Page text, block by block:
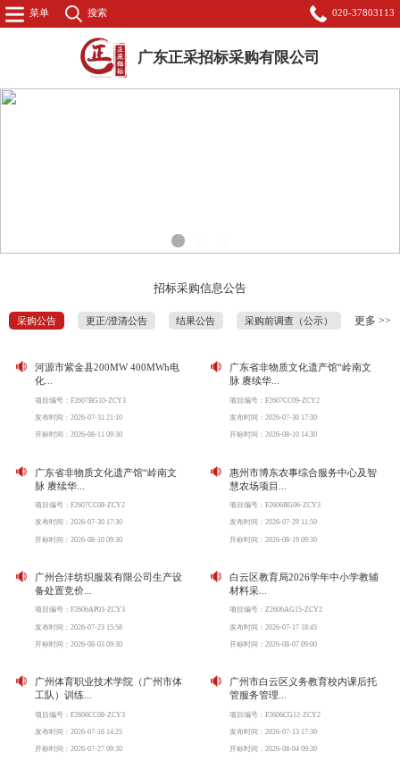
菜单 搜索 020-37803113
广东正采招标采购有限公司
招标采购信息公告
采购公告 更正/澄清公告 结果公告 采购前调查（公示） 更多 >>
河源市紫金县200MW 400MWh电
化...
项目编号：F2607BG10-ZCY3
发布时间：2026-07-31 21:10
开标时间：2026-08-11 09:30
广东省非物质文化遗产馆“岭南文
脉 赓续华...
项目编号：F2607CC09-ZCY2
发布时间：2026-07-30 17:30
开标时间：2026-08-10 14:30
广东省非物质文化遗产馆“岭南文
脉 赓续华...
项目编号：F2607CC08-ZCY2
发布时间：2026-07-30 17:30
开标时间：2026-08-10 09:30
惠州市博东农事综合服务中心及智
慧农场项目...
项目编号：F2606BG06-ZCY3
发布时间：2026-07-29 11:50
开标时间：2026-08-19 09:30
广州合沣纺织服装有限公司生产设
备处置竞价...
项目编号：F2606AP03-ZCY3
发布时间：2026-07-23 15:58
开标时间：2026-08-03 09:30
白云区教育局2026学年中小学教辅
材料采...
项目编号：Z2606AG15-ZCY2
发布时间：2026-07-17 18:45
开标时间：2026-08-07 09:00
广州体育职业技术学院（广州市体
工队）训练...
项目编号：F2606CC08-ZCY3
发布时间：2026-07-16 14:25
开标时间：2026-07-27 09:30
广州市白云区义务教育校内课后托
管服务管理...
项目编号：F2606CG12-ZCY2
发布时间：2026-07-13 17:30
开标时间：2026-08-04 09:30